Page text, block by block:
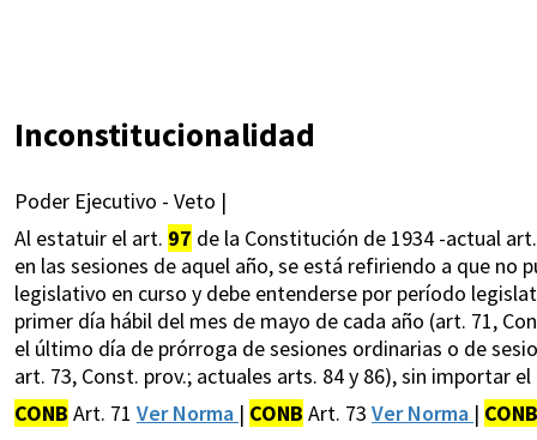
Inconstitucionalidad
Poder Ejecutivo - Veto |
Al estatuir el art. 97 de la Constitución de 1934 -actual
en las sesiones de aquel año, se está refiriendo a que
legislativo en curso y debe entenderse por período
primer día hábil del mes de mayo de cada año (art. 71,
el último día de prórroga de sesiones ordinarias o de
art. 73, Const. prov.; actuales arts. 84 y 86), sin importar
CONB Art. 71 Ver Norma | CONB Art. 73 Ver Norma | CONB